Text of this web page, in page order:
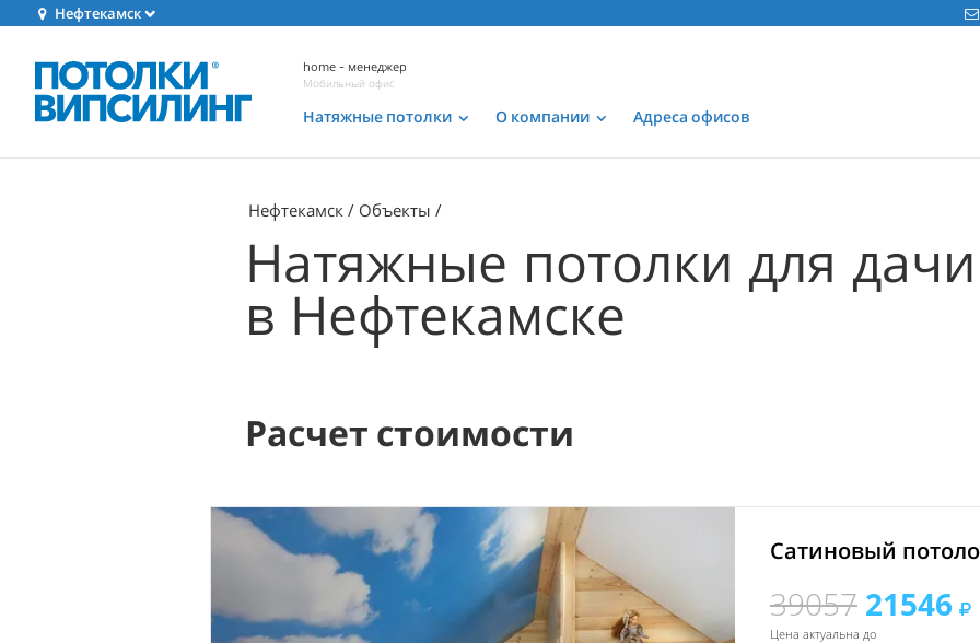
Нефтекамск
home - менеджер
Мобильный офис
Натяжные потолки О компании Адреса офисов
Нефтекамск Объекты
Натяжные потолки для дачи
в Нефтекамске
Расчет стоимости
Сатиновый
39057 21546
Цена актуальна до